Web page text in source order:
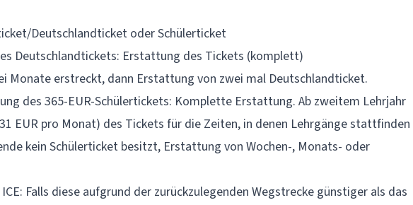
Deutschlandticket oder Schülerticket
Deutschlandtickets: Erstattung des Tickets (komplett)
Monate erstreckt, dann Erstattung von zwei mal Deutschlandticket.
des 365-EUR-Schülertickets: Komplette Erstattung. Ab zweitem Lehrjahr
EUR pro Monat) des Tickets für die Zeiten, in denen Lehrgänge stattfinden
kein Schülerticket besitzt, Erstattung von Wochen-, Monats- oder
Falls diese aufgrund der zurückzulegenden Wegstrecke günstiger als das